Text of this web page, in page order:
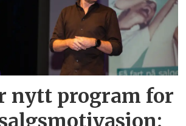
nytt program for